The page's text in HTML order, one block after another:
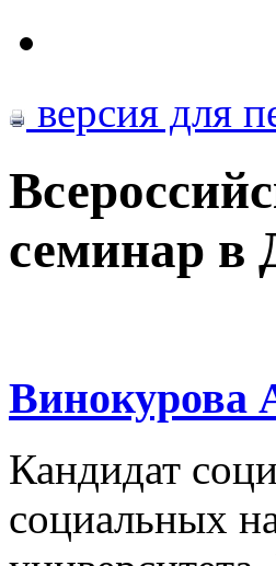
версия для
семинар
Винокурова
Кандидат
социальных